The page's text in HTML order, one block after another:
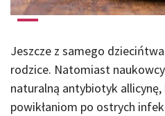
Jeszcze z samego
rodzice. Natomiast
naturalną antybiotyk
powikłaniom po ostrych